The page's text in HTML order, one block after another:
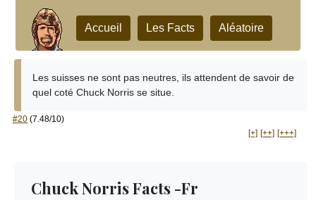
Accueil Les Facts Aléatoire
Les suisses ne sont pas neutres, ils attendent de savoir de
quel coté Chuck Norris se situe.
#20 (7.48/10)
[+] [++] [+++]
Chuck Norris Facts -Fr